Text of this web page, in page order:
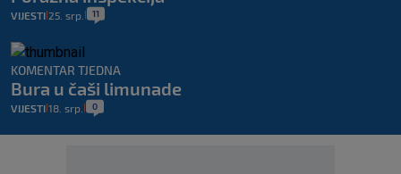
VIJESTI 25. srp. 11
KOMENTAR TJEDNA
Bura u čaši limunade
VIJESTI 18. srp. 0